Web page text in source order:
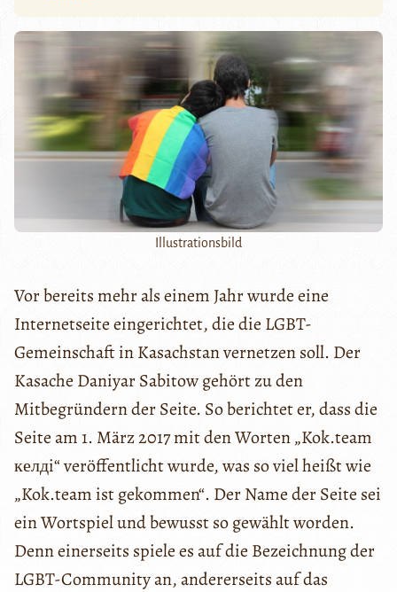
Illustrationsbild
Vor bereits mehr als einem Jahr wurde eine
Internetseite eingerichtet, die die LGBT-
Gemeinschaft in Kasachstan vernetzen soll. Der
Kasache Daniyar Sabitow gehört zu den
Mitbegründern der Seite. So berichtet er, dass die
Seite am 1. März 2017 mit den Worten „Kok.team
келдi“ veröffentlicht wurde, was so viel heißt wie
„Kok.team ist gekommen“. Der Name der Seite sei
ein Wortspiel und bewusst so gewählt worden.
Denn einerseits spiele es auf die Bezeichnung der
LGBT-Community an, andererseits auf das